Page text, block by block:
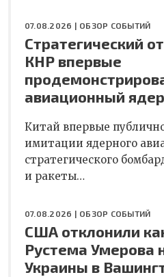
07.08.2026 | ОБЗОР СОБЫТИЙ
Стратегический
КНР впервые
авиационный
Китай впервые
имитации ядерного
стратегического
и ракеты…
07.08.2026 | ОБЗОР СОБЫТИЙ
США отклонили
Рустема Умерова
Украины в